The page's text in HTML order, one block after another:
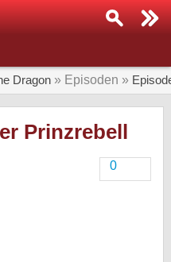
Dragon » Episoden »
Prinzrebell
0
suchen...